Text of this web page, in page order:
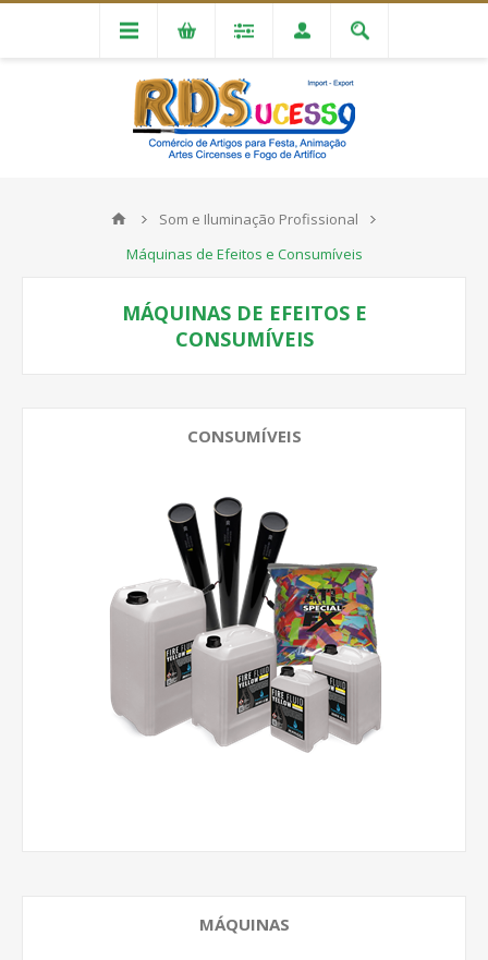
Som e Iluminação Profissional
Máquinas de Efeitos e Consumíveis
MÁQUINAS DE EFEITOS E
CONSUMÍVEIS
CONSUMÍVEIS
MÁQUINAS